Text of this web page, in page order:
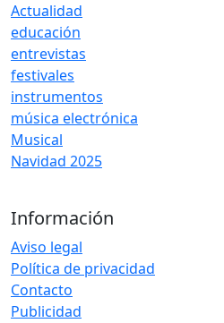
Actualidad
educación
entrevistas
festivales
instrumentos
música electrónica
Musical
Navidad 2025
Información
Aviso legal
Política de privacidad
Contacto
Publicidad